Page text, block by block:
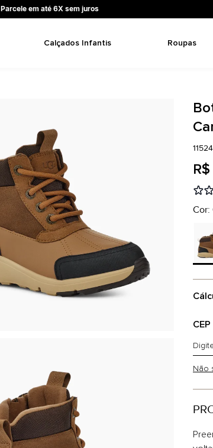
Parcele em até 6X sem juros
Calçados Infantis Roupas
Cor:
CEP
Não